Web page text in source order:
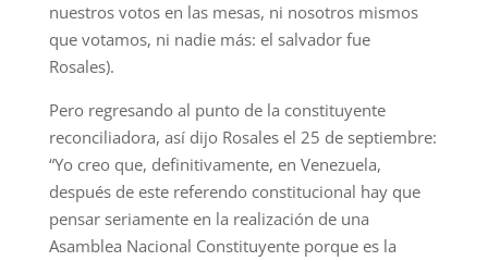
nuestros votos en las mesas, ni nosotros mismos
que votamos, ni nadie más: el salvador fue
Rosales).
Pero regresando al punto de la constituyente
reconciliadora, así dijo Rosales el 25 de septiembre:
“Yo creo que, definitivamente, en Venezuela,
después de este referendo constitucional hay que
pensar seriamente en la realización de una
Asamblea Nacional Constituyente porque es la